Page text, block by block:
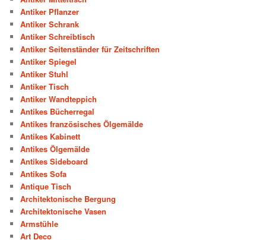
Antiker Pflanzer
Antiker Schrank
Antiker Schreibtisch
Antiker Seitenständer für Zeitschriften
Antiker Spiegel
Antiker Stuhl
Antiker Tisch
Antiker Wandteppich
Antikes Bücherregal
Antikes französisches Ölgemälde
Antikes Kabinett
Antikes Ölgemälde
Antikes Sideboard
Antikes Sofa
Antique Tisch
Architektonische Bergung
Architektonische Vasen
Armstühle
Art Deco